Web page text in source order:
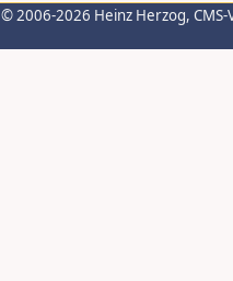
© 2006-2026 Heinz Herzog,